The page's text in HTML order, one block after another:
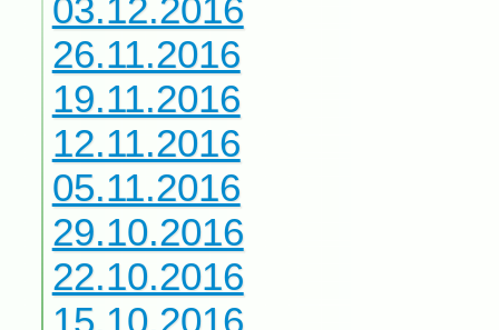
03.12.2016
26.11.2016
19.11.2016
12.11.2016
05.11.2016
29.10.2016
22.10.2016
15.10.2016